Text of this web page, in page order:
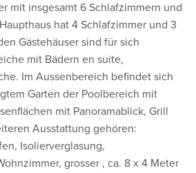
mit insgesamt 6 Schlafzimmern und
hat 4 Schlafzimmer und 3
Gästehäuser sind für sich
mit Bädern en suite,
Im Aussenbereich befindet sich
Garten der Poolbereich mit
mit Panoramablick, Grill
Ausstattung gehören:
Isolierverglasung,
grosser , ca. 8 x 4 Meter